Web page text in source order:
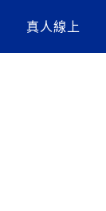
真人線上